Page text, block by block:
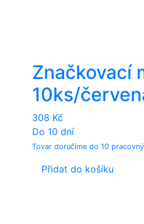
Značkovací
10ks/
308 Kč
Do 10 dní
Tovar doručíme do 10
Přidat do košíku